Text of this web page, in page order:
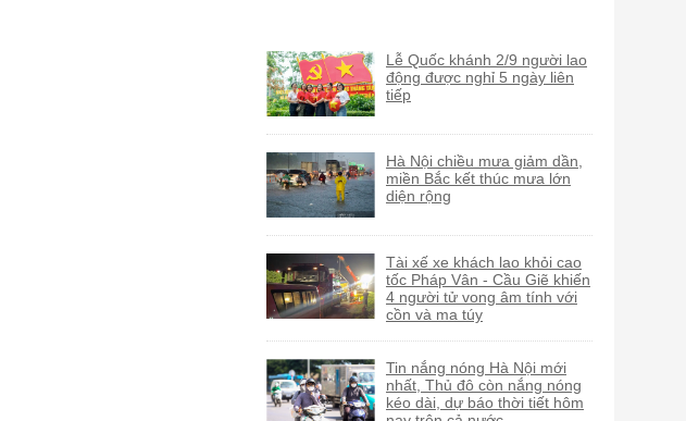
Lễ Quốc khánh 2/9 người lao
động được nghỉ 5 ngày liên
tiếp
Hà Nội chiều mưa giảm dần,
miền Bắc kết thúc mưa lớn
diện rộng
Tài xế xe khách lao khỏi cao
tốc Pháp Vân - Cầu Giẽ khiến
4 người tử vong âm tính với
cồn và ma túy
Tin nắng nóng Hà Nội mới
nhất, Thủ đô còn nắng nóng
kéo dài, dự báo thời tiết hôm